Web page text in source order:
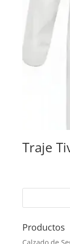
Traje
Productos
Calzado de